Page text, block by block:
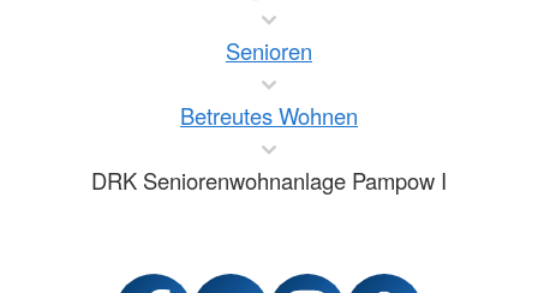
Senioren
Betreutes Wohnen
DRK Seniorenwohnanlage Pampow I